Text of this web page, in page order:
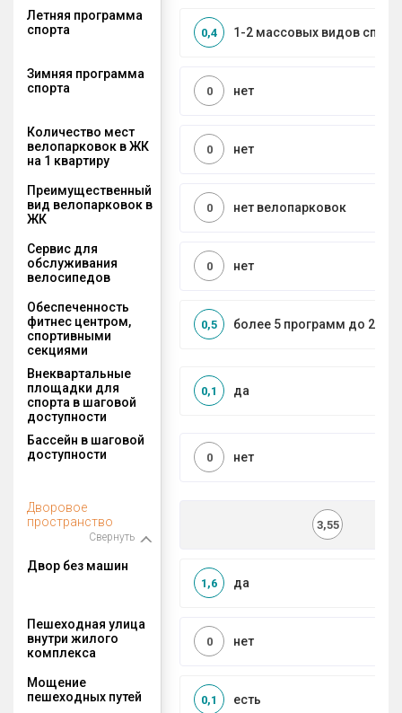
Летняя программа
спорта
1-2 массовых видов
0,4
Зимняя программа
спорта
нет
0
Количество мест
велопарковок в ЖК
на 1 квартиру
нет
0
Преимущественный
вид велопарковок в
ЖК
нет велопарковок
0
Сервис для
обслуживания
велосипедов
нет
0
Обеспеченность
фитнес центром,
спортивными
секциями
более 5 программ до 2 км
0,5
Внеквартальные
площадки для
спорта в шаговой
доступности
да
0,1
Бассейн в шаговой
доступности
нет
0
Дворовое
пространство
Свернуть
3,55
Двор без машин
да
1,6
Пешеходная улица
внутри жилого
комплекса
нет
0
Мощение
пешеходных путей
есть
0,1